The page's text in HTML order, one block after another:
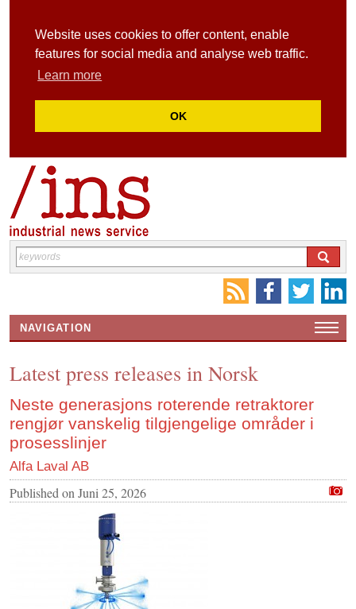
Website uses cookies to offer content, enable
features for social media and analyse web traffic.
Learn more
OK
NAVIGATION
CONTACT US
INS MAIN WEBSITE
ABOUT US
Latest press releases in Norsk
Neste generasjons roterende retraktorer
rengjør vanskelig tilgjengelige områder i
prosesslinjer
Alfa Laval AB
Published on Juni 25, 2026